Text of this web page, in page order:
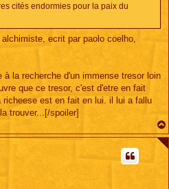
cités endormies pour la paix du
ecrit par paolo coelho,
à la recherche d'un immense tresor loin
que ce tresor, c'est d'etre en fait
richeese est en fait en lui. il lui a fallu
trouver...[/spoiler]